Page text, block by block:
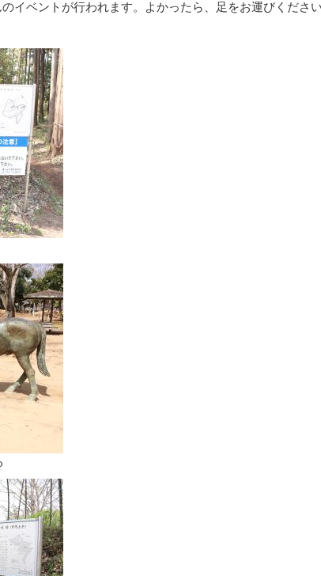
イベントが行われます。よかったら、足をお運びください